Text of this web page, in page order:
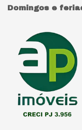
Domingos e
Página inicial